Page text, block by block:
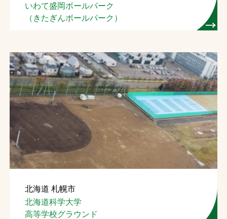
いわて盛岡ボールパーク
（きたぎんボールパーク）
北海道 札幌市
北海道科学大学
高等学校グラウンド